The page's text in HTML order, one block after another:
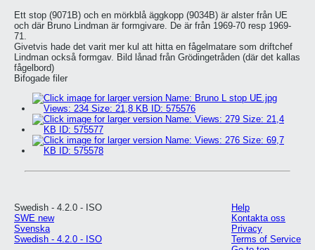
Ett stop (9071B) och en mörkblå äggkopp (9034B) är alster från UE
och där Bruno Lindman är formgivare. De är från 1969-70 resp 1969-
71.
Givetvis hade det varit mer kul att hitta en fågelmatare som driftchef
Lindman också formgav. Bild lånad från Grödingetråden (där det kallas
fågelbord)
Bifogade filer
Swedish - 4.2.0 - ISO
SWE new
Svenska
Swedish - 4.2.0 - ISO
Help
Kontakta oss
Privacy
Terms of Service